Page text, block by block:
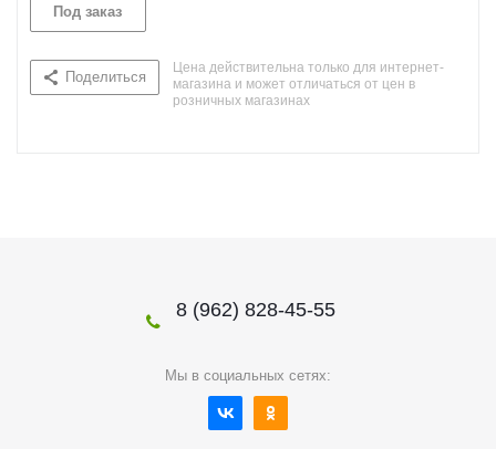
Под заказ
Поделиться
Цена действительна только для интернет-
магазина и может отличаться от цен в
розничных магазинах
8 (962) 828-45-55
Мы в социальных сетях: